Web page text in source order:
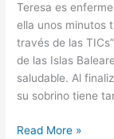
Teresa es
ella unos minutos
través de las
de las Islas
saludable. Al
su sobrino tiene
Internet
Read More »